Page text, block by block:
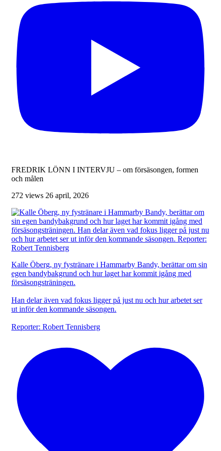
FREDRIK LÖNN I INTERVJU – om försäsongen, formen
och målen
272 views 26 april, 2026
Kalle Öberg, ny fystränare i Hammarby Bandy, berättar om sin
egen bandybakgrund och hur laget har kommit igång med
försäsongsträningen.
Han delar även vad fokus ligger på just nu och hur arbetet ser
ut inför den kommande säsongen.
Reporter: Robert Tennisberg